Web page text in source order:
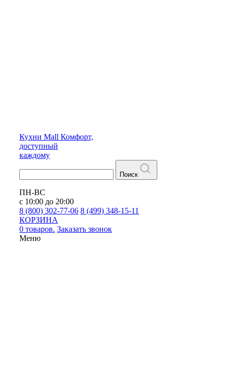
Кухни Mall Комфорт,
доступный
каждому
Поиск
ПН-ВС
с 10:00 до 20:00
8 (800) 302-77-06 8 (499) 348-15-11
КОРЗИНА
0 товаров. Заказать звонок
Меню